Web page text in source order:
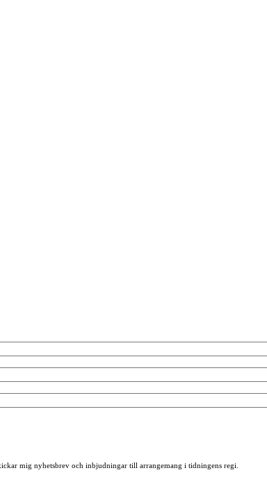
mig nyhetsbrev och inbjudningar till arrangemang i tidningens regi.